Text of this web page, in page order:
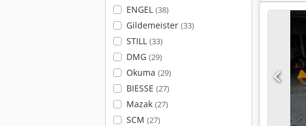
ENGEL (38)
Gildemeister (33)
STILL (33)
DMG (29)
Okuma (29)
BIESSE (27)
Mazak (27)
SCM (27)